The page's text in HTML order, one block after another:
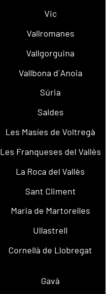
Vic
Vallromanes
Vallgorguina
Vallbona d´Anoia
Súria
Saldes
Les Masíes de Voltregà
Les Franqueses del Vallès
La Roca del Vallès
Sant Climent
Maria de Martorelles
Ullastrell
Cornellà de Llobregat
Gavà